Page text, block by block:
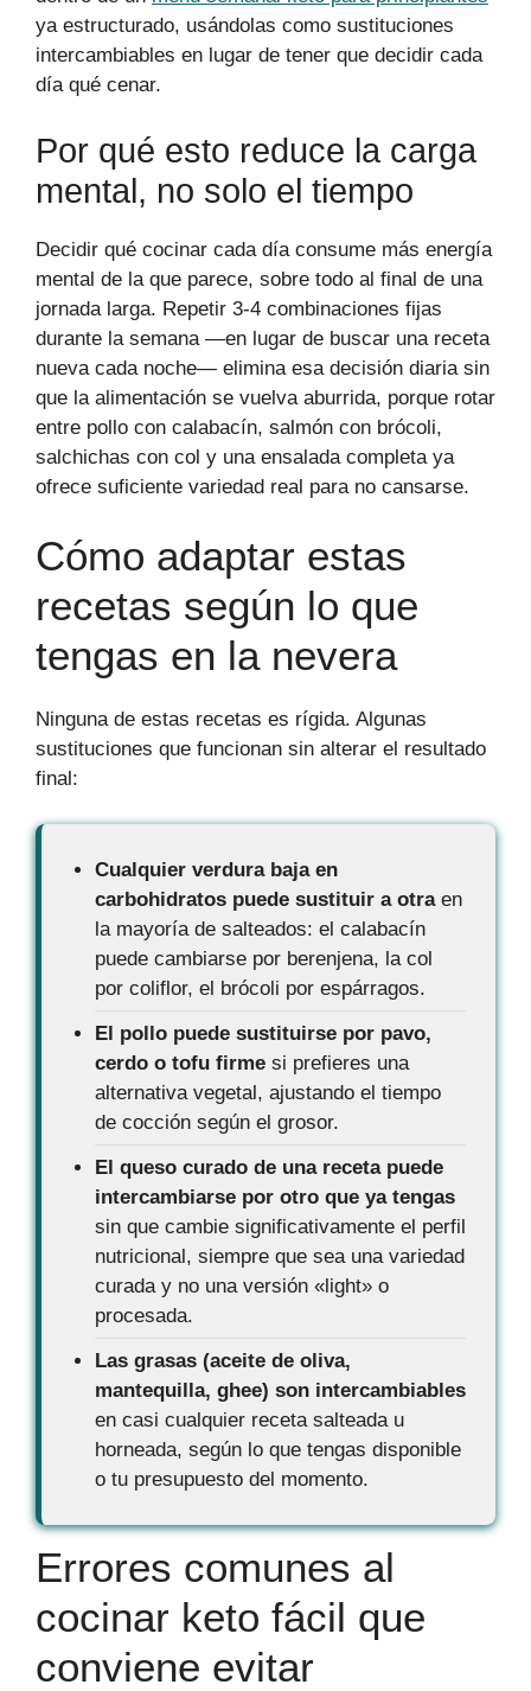
ya estructurado, usándolas como sustituciones
intercambiables en lugar de tener que decidir cada
día qué cenar.
Por qué esto reduce la carga
mental, no solo el tiempo
Decidir qué cocinar cada día consume más energía
mental de la que parece, sobre todo al final de una
jornada larga. Repetir 3-4 combinaciones fijas
durante la semana —en lugar de buscar una receta
nueva cada noche— elimina esa decisión diaria sin
que la alimentación se vuelva aburrida, porque rotar
entre pollo con calabacín, salmón con brócoli,
salchichas con col y una ensalada completa ya
ofrece suficiente variedad real para no cansarse.
Cómo adaptar estas
recetas según lo que
tengas en la nevera
Ninguna de estas recetas es rígida. Algunas
sustituciones que funcionan sin alterar el resultado
final:
Cualquier verdura baja en
carbohidratos puede sustituir a otraen
la mayoría de salteados: el calabacín
puede cambiarse por berenjena, la col
por coliflor, el brócoli por espárragos.
El pollo puede sustituirse por pavo,
cerdo o tofu firme si prefieres una
alternativa vegetal, ajustando el tiempo
de cocción según el grosor.
El queso curado de una receta puede
intercambiarse por otro que ya tengas
sin que cambie significativamente el perfil
nutricional, siempre que sea una variedad
curada y no una versión «light» o
procesada.
Las grasas (aceite de oliva,
mantequilla, ghee) son intercambiables
en casi cualquier receta salteada u
horneada, según lo que tengas disponible
o tu presupuesto del momento.
Errores comunes al
cocinar keto fácil que
conviene evitar